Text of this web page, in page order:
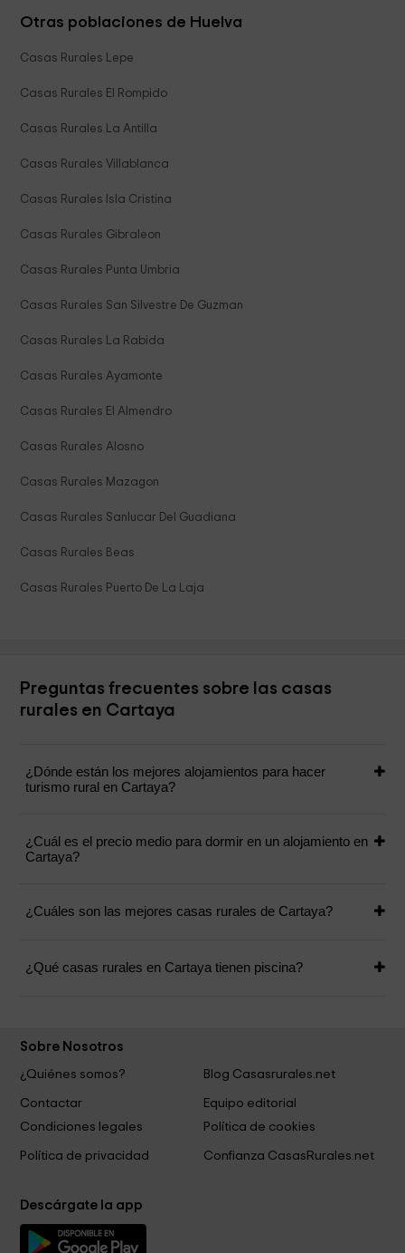
Otras poblaciones de Huelva
Casas Rurales Lepe
Casas Rurales El Rompido
Casas Rurales La Antilla
Casas Rurales Villablanca
Casas Rurales Isla Cristina
Casas Rurales Gibraleon
Casas Rurales Punta Umbria
Casas Rurales San Silvestre De Guzman
Casas Rurales La Rabida
Casas Rurales Ayamonte
Casas Rurales El Almendro
Casas Rurales Alosno
Casas Rurales Mazagon
Casas Rurales Sanlucar Del Guadiana
Casas Rurales Beas
Casas Rurales Puerto De La Laja
Preguntas frecuentes sobre las casas
rurales en Cartaya
¿Dónde están los mejores alojamientos para hacer
turismo rural en Cartaya?
¿Cuál es el precio medio para dormir en un alojamiento en
Cartaya?
¿Cuáles son las mejores casas rurales de Cartaya?
¿Qué casas rurales en Cartaya tienen piscina?
Sobre Nosotros
¿Quiénes somos?
Blog Casasrurales.net
Contactar
Equipo editorial
Condiciones legales
Política de cookies
Política de privacidad Confianza CasasRurales.net
Descárgate la app